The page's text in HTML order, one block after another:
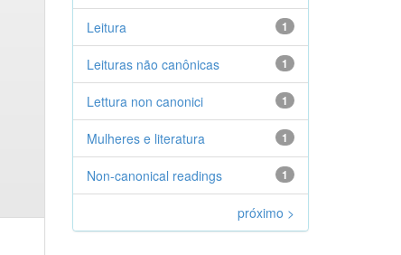
1
Leitura
1
Leituras não canônicas
1
Lettura non canonici
1
Mulheres e literatura
1
Non-canonical readings
próximo >